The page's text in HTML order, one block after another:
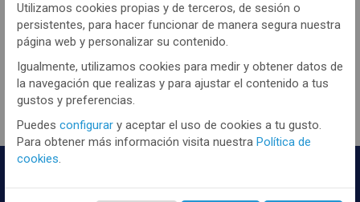
TENEMOS MUCHOS MÁS !
Registrateaquí para poder ver todo el
contenido y los precios.
Utilizamos cookies propias y de terceros, de sesión o
persistentes, para hacer funcionar de manera segura nuestra
página web y personalizar su contenido.
Igualmente, utilizamos cookies para medir y obtener datos de
la navegación que realizas y para ajustar el contenido a tus
gustos y preferencias.
Puedes configurar y aceptar el uso de cookies a tu gusto.
Para obtener más información visita nuestra Política de
cookies.